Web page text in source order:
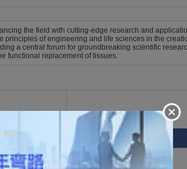
the field with cutting-edge research and
of engineering and life sciences in the
a central forum for groundbreaking scientific
functional replacement of tissues.
模板资源。